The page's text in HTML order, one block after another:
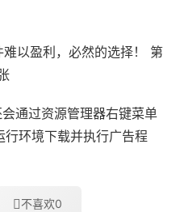
通过资源管理器右键菜单
环境下载并执行广告程
不喜欢0